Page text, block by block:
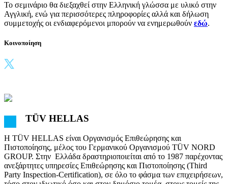
Το σεμινάριο θα διεξαχθεί στην Ελληνική γλώσσα με υλικό στην
Αγγλική, ενώ για περισσότερες πληροφορίες αλλά και δήλωση
συμμετοχής οι ενδιαφερόμενοι μπορούν να ενημερωθούν εδώ.
Κοινοποίηση
TÜV HELLAS
Η TÜV HELLAS είναι Οργανισμός Επιθεώρησης και
Πιστοποίησης, μέλος του Γερμανικού Οργανισμού TÜV NORD
GROUP. Στην Ελλάδα δραστηριοποιείται από το 1987 παρέχοντας
ανεξάρτητες υπηρεσίες Επιθεώρησης και Πιστοποίησης (Third
Party Inspection-Certification), σε όλο το φάσμα των επιχειρήσεων,